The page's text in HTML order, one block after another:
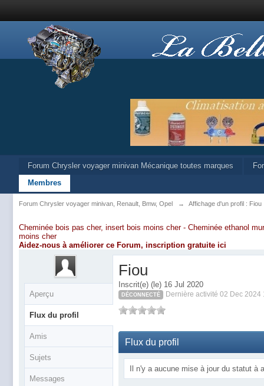
Forum Chrysler voyager minivan Mécanique toutes marques
Membres
Forum Chrysler voyager minivan, Renault, Bmw, Opel → Affichage d'un profil : Fiou
Cheminée bois pas cher, insert bois moins cher - Cheminée ethanol
moins cher
Aidez-nous à améliorer ce Forum, inscription gratuite ici
Aperçu
Flux du profil
Amis
Sujets
Messages
Fiou
Inscrit(e) (le) 16 Jul 2020
DÉCONNECTÉ Dernière activité 02 Dec 2024
Flux du profil
Il n'y a aucune mise à jour du statut à